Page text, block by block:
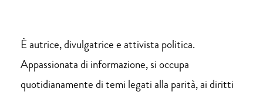
È autrice, divulgatrice e attivista politica.
Appassionata di informazione, si occupa
quotidianamente di temi legati alla parità, ai diritti